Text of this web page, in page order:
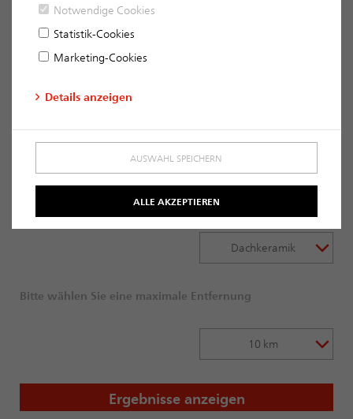
Dachkeramik über die Schornsteinsysteme bis hin zum
Lüftungsnetzwerk, vom Profi fachgerecht verbaut werden.
Hier finden Sie Händler in Ihrer Nähe:
Produktbereich auswählen
Dachkeramik
Bitte wählen Sie eine maximale Entfernung
10 km
Ergebnisse anzeigen
Notwendige Cookies
Statistik-Cookies
Marketing-Cookies
Details anzeigen
AUSWAHL SPEICHERN
ALLE AKZEPTIEREN